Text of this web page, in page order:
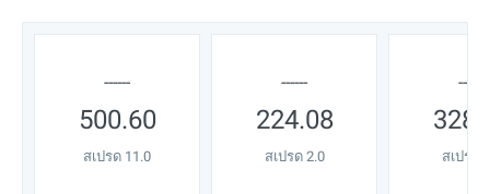
เพื่อดูการเคลื่อนไหวระหว่างวันหรือซูมออกเพื่อทบทวนรอบระยะยาว จาก
ทำงานรวดเร็ว ใช้งานสะดวกทั้งเดสก์ท็อปและมือถือ. ยกระดับมุมมองของ
------
500.60
สเปรด 11.0
------
224.08
สเปรด 2.0
------
สเปรด